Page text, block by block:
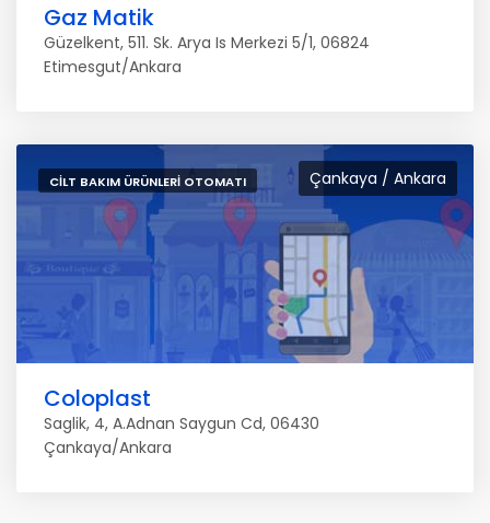
Gaz Matik
Güzelkent, 511. Sk. Arya Is Merkezi 5/1, 06824
Etimesgut/Ankara
Çankaya / Ankara
CILT BAKIM ÜRÜNLERI OTOMATI
Coloplast
Saglik, 4, A.Adnan Saygun Cd, 06430
Çankaya/Ankara